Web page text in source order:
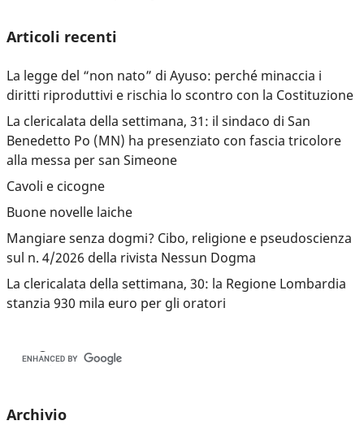
Articoli recenti
La legge del “non nato” di Ayuso: perché minaccia i
diritti riproduttivi e rischia lo scontro con la Costituzione
La clericalata della settimana, 31: il sindaco di San
Benedetto Po (MN) ha presenziato con fascia tricolore
alla messa per san Simeone
Cavoli e cicogne
Buone novelle laiche
Mangiare senza dogmi? Cibo, religione e pseudoscienza
sul n. 4/2026 della rivista Nessun Dogma
La clericalata della settimana, 30: la Regione Lombardia
stanzia 930 mila euro per gli oratori
Archivio